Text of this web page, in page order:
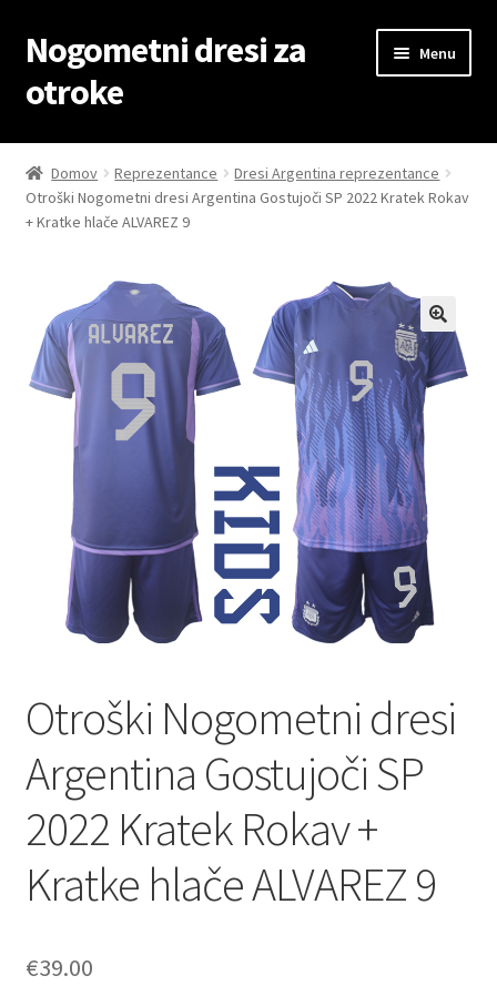
Skip
to
navigation
Skip
to
content
Nogometni dresi za
otroke
Menu
Domov
Blog
Košarica
Moj račun
Trgovina
Zaključek nakupa
Domov Reprezentance
Dresi Argentina reprezentance
Otroški Nogometni dresi Argentina Gostujoči SP 2022 Kratek Rokav
+ Kratke hlače ALVAREZ 9
Otroški Nogometni dresi
Argentina Gostujoči SP
2022 Kratek Rokav +
Kratke hlače ALVAREZ 9
€39.00